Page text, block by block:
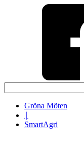
efter:
Gröna Möten
SmartAgri